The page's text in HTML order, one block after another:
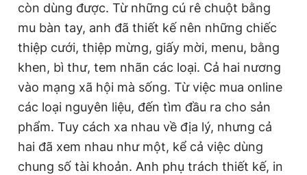
còn dùng được. Từ những cú rê chuột bằng
mu bàn tay, anh đã thiết kế nên những chiếc
thiệp cưới, thiệp mừng, giấy mời, menu, bằng
khen, bì thư, tem nhãn các loại. Cả hai nương
vào mạng xã hội mà sống. Từ việc mua online
các loại nguyên liệu, đến tìm đầu ra cho sản
phẩm. Tuy cách xa nhau về địa lý, nhưng cả
hai đã xem nhau như một, kể cả việc dùng
chung số tài khoản. Anh phụ trách thiết kế, in